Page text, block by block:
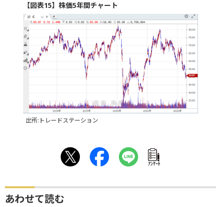
【図表15】株価5年間チャート
出所:トレードステーション
ｱﾝｹｰﾄ
あわせて読む